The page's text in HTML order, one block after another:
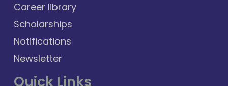
Career library
Scholarships
Notifications
Newsletter
Quick Links